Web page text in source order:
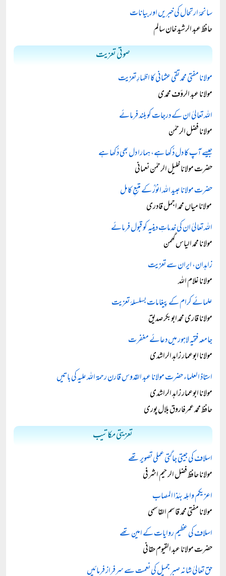
سانحۂ ارتحال کی خبریں اور بیانات
حافظ عبد الرشید خان سالم
صوتی تعزیت
مولانا مفتی محمد تقی عثمانی کا اظہارِ تعزیت
مولانا عبد الرؤف محمدی
اللہ تعالیٰ ان کے درجات کو بلند فرمائے
مولانا فضل الرحمٰن
جیسے آپ کا دل دُکھا ہے، ہمارا دل بھی دُکھا ہے
حضرت مولانا خلیل الرحمٰن نعمانی
حضرت مولانا عبید اللہ انورؒ کے متبعِ کامل
مولانا میاں محمد اجمل قادری
اللہ تعالیٰ ان کی خدماتِ دینیہ کو قبول فرمائے
مولانا محمد الیاس گھمن
زاہدان، ایران سے تعزیت
مولانا غلام اللہ
علمائے کرام کے پیغامات بسلسلۂ تعزیت
مولانا قاری محمد ابوبکر صدیق
جامعہ فتحیہ لاہور میں دعائے مغفرت
مولانا ابوعمار زاہد الراشدی
استاذ العلماء حضرت مولانا عبد القدوس قارن رحمۃ اللہ علیہ کی باتیں
مولانا ابوعمار زاہد الراشدی
حافظ محمد عمرفاروق بلال پوری
تعزیتی مکاتیب
اسلاف کی جیتی جاگتی عملی تصویر تھے
مولانا حافظ فضل الرحیم اشرفی
اعزيكم واهله بهٰذا المصاب
مولانا مفتی محمد قاسم القاسمی
اسلاف کی عظیم روایات کے امین تھے
حضرت مولانا عبد القیوم حقانی
حق تعالیٰ شانہ صبرِ جمیل کی نعمت سے سرفراز فرمائیں